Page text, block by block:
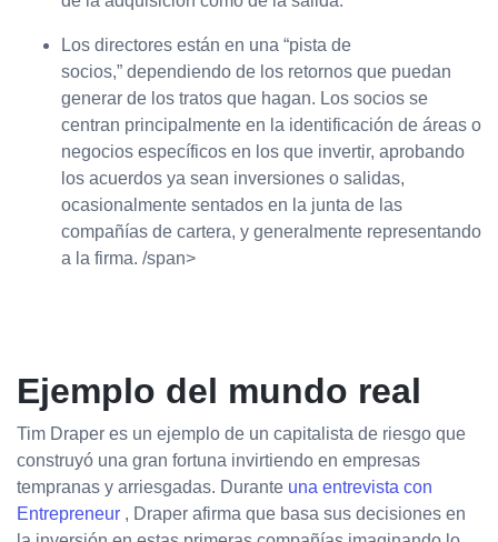
Los directores están en una “pista de
socios,” dependiendo de los retornos que puedan
generar de los tratos que hagan. Los socios se
centran principalmente en la identificación de áreas o
negocios específicos en los que invertir, aprobando
los acuerdos ya sean inversiones o salidas,
ocasionalmente sentados en la junta de las
compañías de cartera, y generalmente representando
a la firma. /span>
Ejemplo del mundo real
Tim Draper es un ejemplo de un capitalista de riesgo que
construyó una gran fortuna invirtiendo en empresas
tempranas y arriesgadas. Durante una entrevista con
Entrepreneur , Draper afirma que basa sus decisiones en